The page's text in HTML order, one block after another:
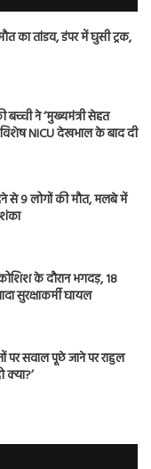
का तांडव, डंपर में घुसी ट्रक,
बच्ची ने ‘मुख्यमंत्री सेहत
NICU देखभाल के बाद दी
से 9 लोगों की मौत, मलबे में
के दौरान भगदड़, 18
सुरक्षाकर्मी घायल
पर सवाल पूछे जाने पर राहुल
क्या?’